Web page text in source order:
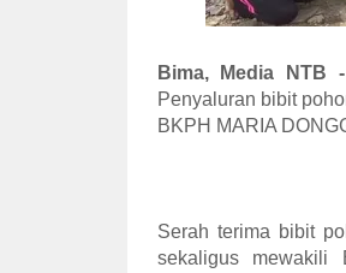
Bima, Media NTB -
Penyaluran bibit
BKPH MARIA
Serah terima bibit
sekaligus mewakili